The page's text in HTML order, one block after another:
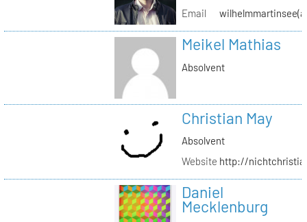
Email
Meikel Mathias
Absolvent
Christian May
Absolvent
Website http://
Daniel
Mecklenburg